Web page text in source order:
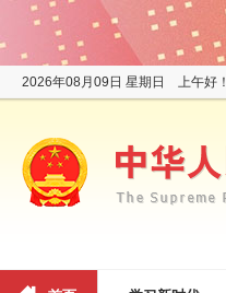
2026年08月09日 星期日 上午好！